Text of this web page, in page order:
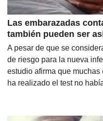
Las embarazadas
también pueden ser
A pesar de que se
de riesgo para la nueva
estudio afirma que
ha realizado el test no